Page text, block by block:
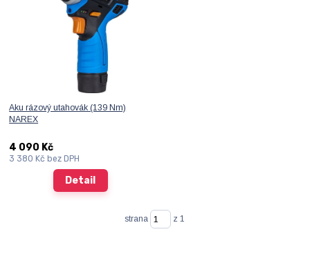
Aku rázový utahovák (139 Nm)
NAREX
4 090 Kč
3 380 Kč bez DPH
Detail
strana z 1